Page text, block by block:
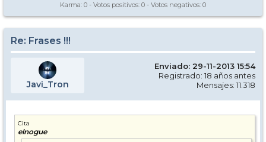
Karma: 0 - Votos positivos: 0 - Votos negativos: 0
Re: Frases !!!
Javi_Tron
Enviado: 29-11-2013 15:54
Registrado: 18 años antes
Mensajes: 11.318
Cita
elnogue